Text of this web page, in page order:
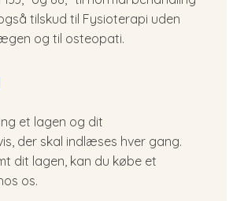
tilskud til Fysioterapi uden
og til osteopati.
et lagen og dit
der skal indlæses hver gang.
dit lagen, kan du købe et
os.